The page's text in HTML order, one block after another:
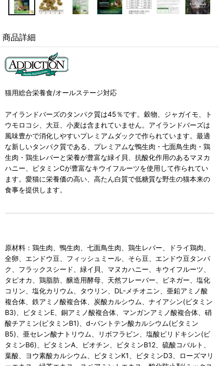
商品詳細
猫用総合栄養食/オールステージ対応
アイランドバーズのタンパク質は45％です。穀物、ジャガイモ、ト
ウモロコシ、大豆、小麦は含まれていません。アイランドバーズは
風味豊かで消化しやすいプレミアムダックで作られています。最適
な新しいタンパク質である、プレミアムな鴨生肉・七面鳥生肉・鶏
生肉・鶏生レバーと栄養が豊富な緑イ貝、抗酸化作用のあるマヌカ
ハニー、ビタミンCが豊富なキウイフルーツを使用して作られてい
ます。愛猫に栄養価の高い、高たん白質で低糖質な野生の猫本来の
食事を提供します。
原材料：鶏生肉、鴨生肉、七面鳥生肉、鶏生レバー、ドライ鶏肉、
全卵、エンドウ豆、フィッシュミール、そら豆、エンドウ豆タンパ
ク、フラックスシード、緑イ貝、マヌカハニー、キウイフルーツ、
タピオカ、鶏脂肪、醸造用酵母、天然フレーバー、ビネガー、塩化
コリン、塩化カリウム、タウリン、DL-メチオニン、亜鉛アミノ酸
複合体、鉄アミノ酸複合体、炭酸カルシウム、ナイアシン(ビタミン
B3)、ビタミンE、銅アミノ酸複合体、マンガンアミノ酸複合体、硝
酸チアミン(ビタミンB1)、d-パントテン酸カルシウム(ビタミン
B5)、亜セレン酸ナトリウム、リボフラビン、塩酸ピリドキシン(ビ
タミンB6)、ビタミンA、ビオチン、ビタミンB12、硫酸コバルト、
葉酸、ヨウ素酸カルシウム、ビタミンK1、ビタミンD3、ローズマリ